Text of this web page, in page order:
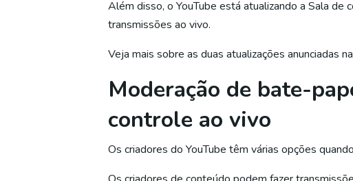
Além disso, o YouTube está atualizando a Sala
transmissões ao vivo.
Veja mais sobre as duas atualizações anunciadas
Moderação de bate-
controle ao vivo
Os criadores do YouTube têm várias opções